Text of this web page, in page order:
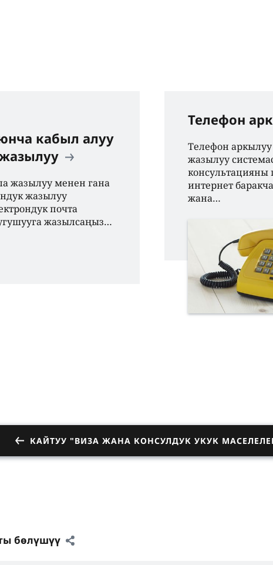
кабыл алуу
жазылуу менен гана
жазылуу
почта
жазылсаңыз…
Телефон
Телефон
жазылуу
интернет
жана…
КАЙТУУ "ВИЗА ЖАНА КОНСУЛДУК УКУК
бөлүшүү